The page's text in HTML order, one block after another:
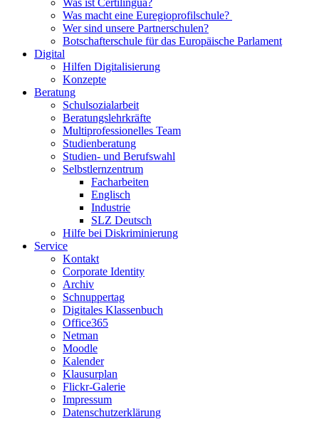
Was ist Certilingua?
Was macht eine Euregioprofilschule?
Wer sind unsere Partnerschulen?
Botschafterschule für das Europäische Parlament
Digital
Hilfen Digitalisierung
Konzepte
Beratung
Schulsozialarbeit
Beratungslehrkräfte
Multiprofessionelles Team
Studienberatung
Studien- und Berufswahl
Selbstlernzentrum
Facharbeiten
Englisch
Industrie
SLZ Deutsch
Hilfe bei Diskriminierung
Service
Kontakt
Corporate Identity
Archiv
Schnuppertag
Digitales Klassenbuch
Office365
Netman
Moodle
Kalender
Klausurplan
Flickr-Galerie
Impressum
Datenschutzerklärung